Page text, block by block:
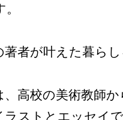
著者が叶えた暮ら
、高校の美術教師
ラストとエッセイ